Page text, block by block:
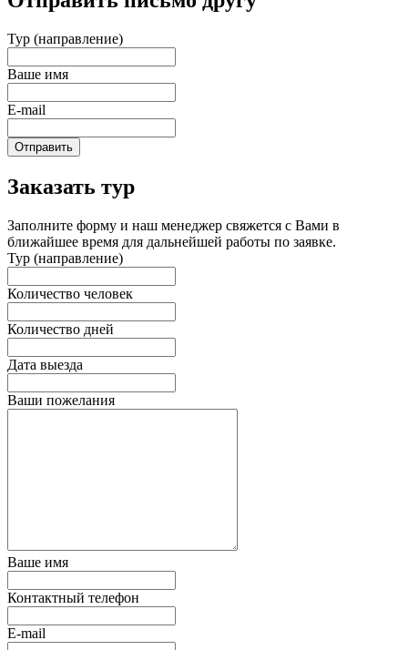
Тур (направление)
Ваше имя
E-mail
Отправить
Заказать тур
Заполните форму и наш менеджер свяжется с Вами в
ближайшее время для дальнейшей работы по заявке.
Тур (направление)
Количество человек
Количество дней
Дата выезда
Ваши пожелания
Ваше имя
Контактный телефон
E-mail